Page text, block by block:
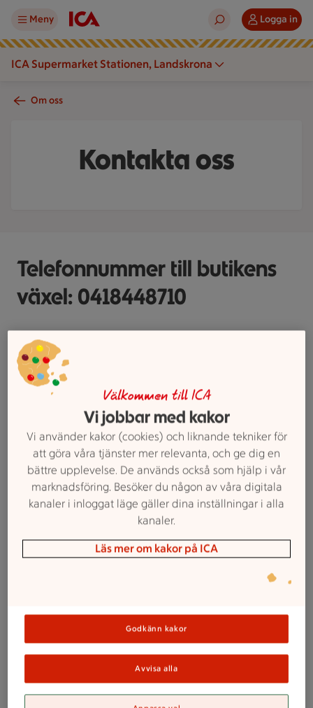
Meny Logga in
ICA Supermarket Stationen, Landskrona
Om oss
Kontakta oss
Telefonnummer till butikens
växel: 0418448710
Erik
Butikschef
erik.alenfall@supermarket.ica.se
0418466261
Philip
Färskvaror & mejeri
0418466277
Isabelle
Frukt & grönt
Välkommen till ICA
Vi jobbar med kakor
Vi använder kakor (cookies) och liknande tekniker för
att göra våra tjänster mer relevanta, och ge dig en
bättre upplevelse. De används också som hjälp i vår
marknadsföring. Besöker du någon av våra digitala
kanaler i inloggat läge gäller dina inställningar i alla
kanaler.
Läs mer om kakor på ICA
Godkänn kakor
Avvisa alla